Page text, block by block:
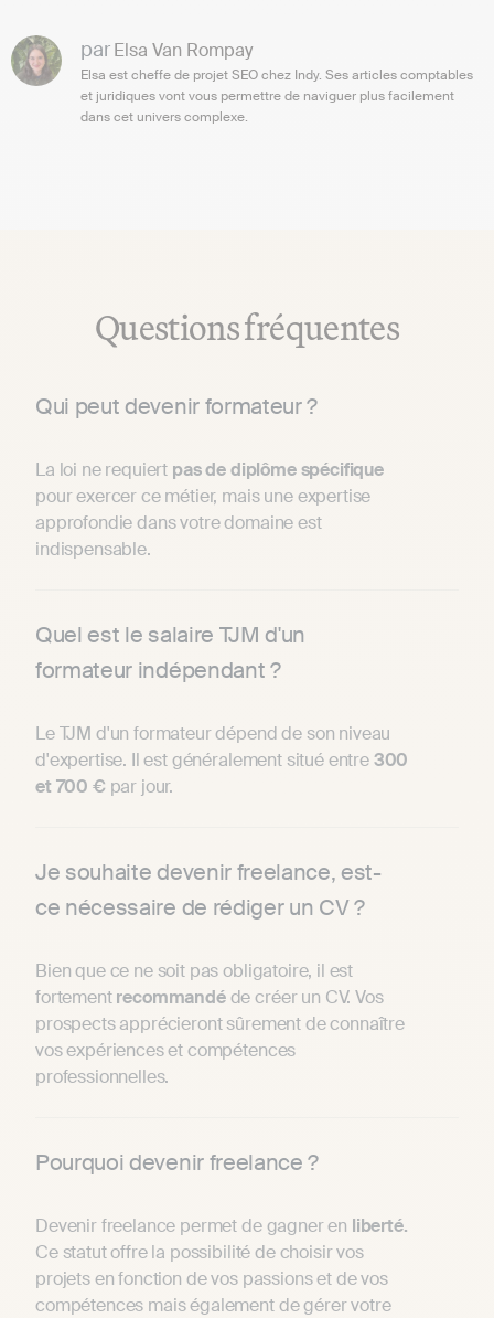
parElsa Van Rompay
Elsa est cheffe de projet SEO chez Indy. Ses articles comptables
et juridiques vont vous permettre de naviguer plus facilement
dans cet univers complexe.
Questions fréquentes
Qui peut devenir formateur ?
La loi ne requiert pas de diplôme spécifique
pour exercer ce métier, mais une expertise
approfondie dans votre domaine est
indispensable.
Quel est le salaire TJM d'un
formateur indépendant ?
Le TJM d'un formateur dépend de son niveau
d'expertise. Il est généralement situé entre300
et 700 € par jour.
Je souhaite devenir freelance, est-
ce nécessaire de rédiger un CV ?
Bien que ce ne soit pas obligatoire, il est
fortementrecommandéde créer un CV. Vos
prospects apprécieront sûrement de connaître
vos expériences et compétences
professionnelles.
Pourquoi devenir freelance ?
Devenir freelance permet de gagner en liberté.
Ce statut offre la possibilité de choisir vos
projets en fonction de vos passions et de vos
compétences mais également de gérer votre